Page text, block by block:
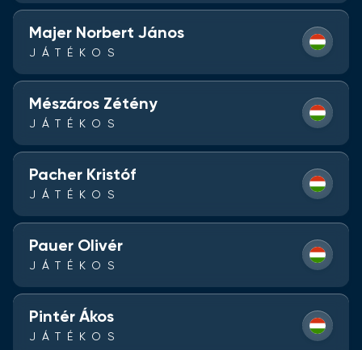
Majer Norbert János
JÁTÉKOS
Mészáros Zétény
JÁTÉKOS
Pacher Kristóf
JÁTÉKOS
Pauer Olivér
JÁTÉKOS
Pintér Ákos
JÁTÉKOS